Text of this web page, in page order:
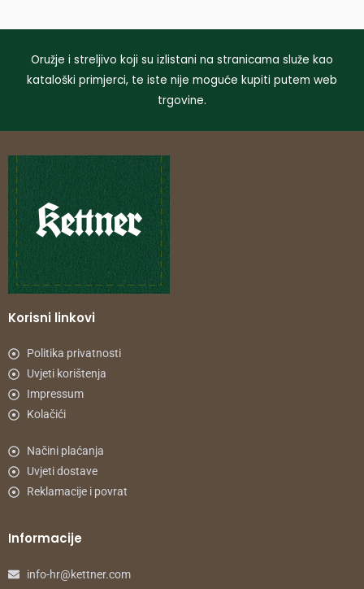
Oružje i streljivo koji su izlistani na stranicama služe kao
kataloški primjerci, te iste nije moguće kupiti putem web
trgovine.
Korisni linkovi
Politika privatnosti
Uvjeti korištenja
Impressum
Kolačići
Načini plaćanja
Uvjeti dostave
Reklamacije i povrat
Informacije
info-hr@kettner.com